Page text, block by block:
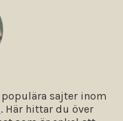
populära sajter inom
. Här hittar du över